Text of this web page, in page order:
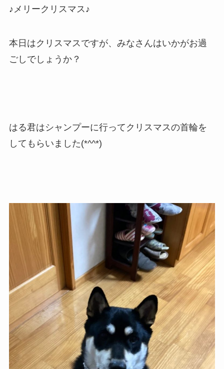
♪メリークリスマス♪
本日はクリスマスですが、みなさんはいかがお過
ごしでしょうか？
はる君はシャンプーに行ってクリスマスの首輪を
してもらいました(*^^*)